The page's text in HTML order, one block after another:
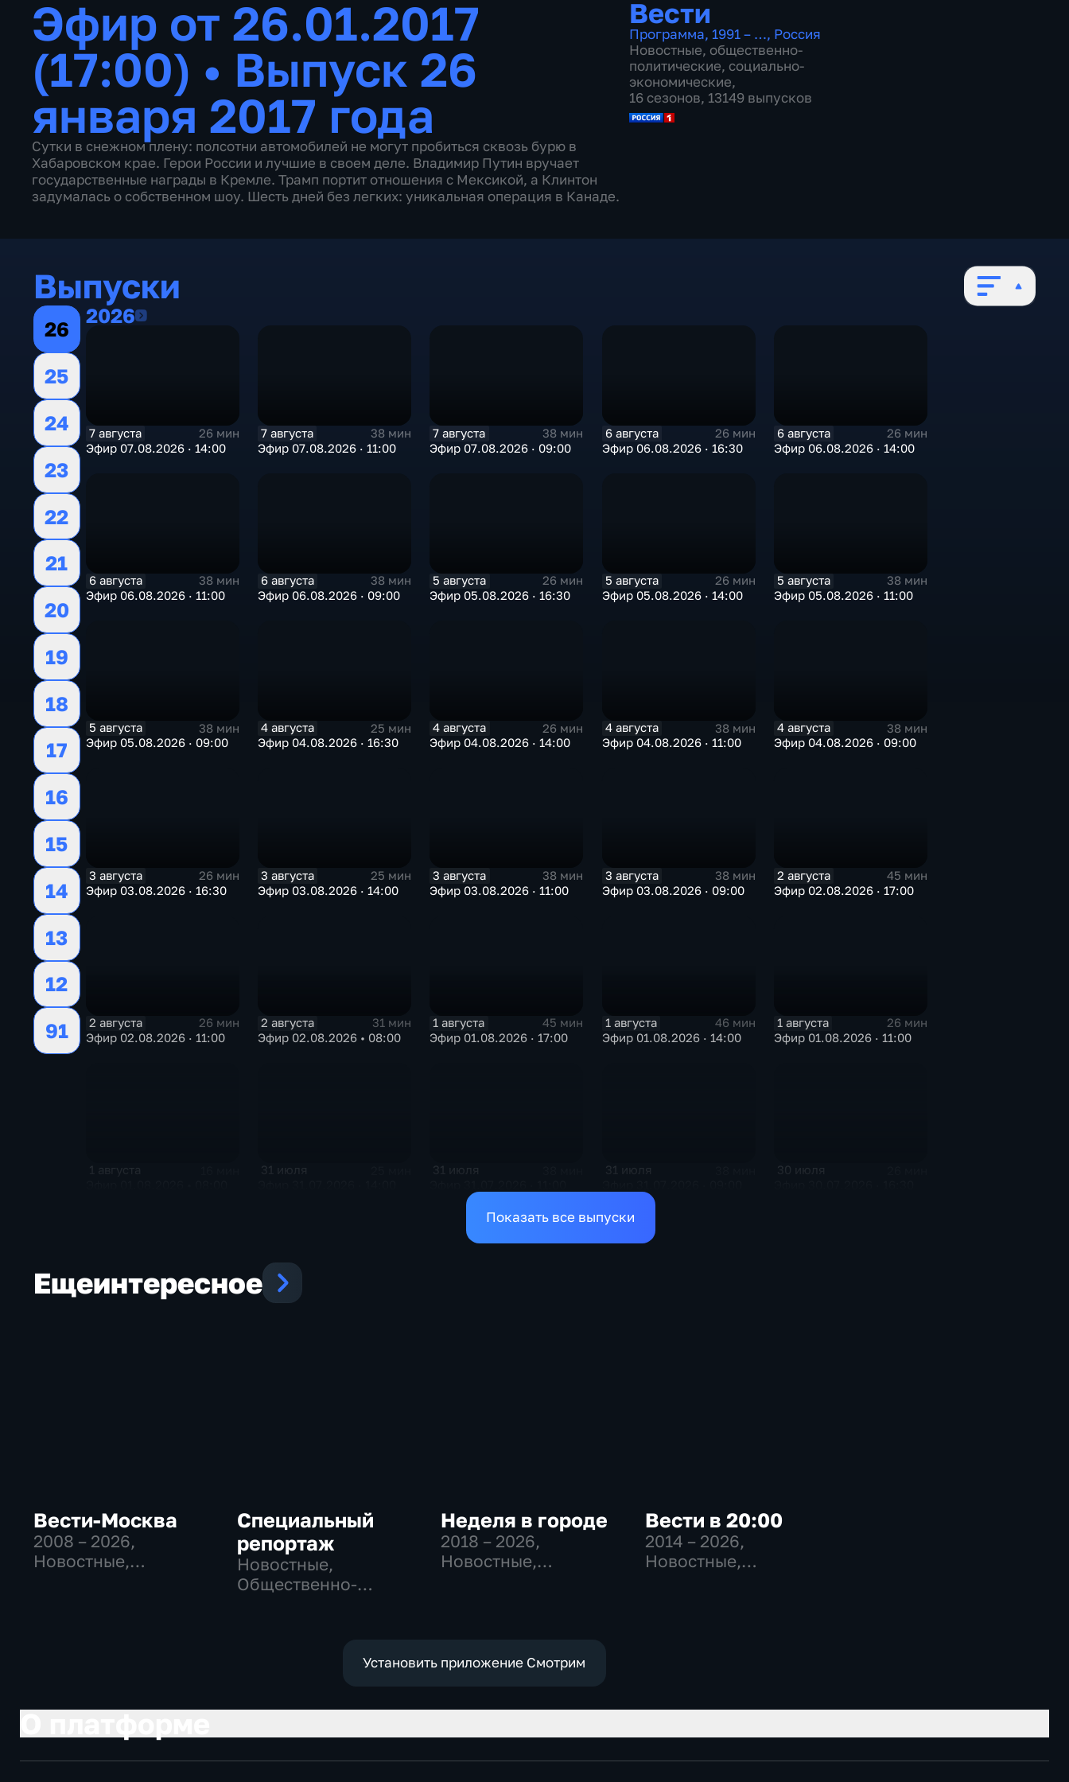
Эфир от 26.01.2017
(17:00) • Выпуск 26
января 2017 года
Сутки в снежном плену: полсотни автомобилей не могут пробиться сквозь бурю в
Хабаровском крае. Герои России и лучшие в своем деле. Владимир Путин вручает
государственные награды в Кремле. Трамп портит отношения с Мексикой, а Клинтон
задумалась о собственном шоу. Шесть дней без легких: уникальная операция в Канаде.
Вести
Программа, 1991 – …, Россия
Новостные, общественно-
политические, социально-
экономические,
16 сезонов, 13149 выпусков
Выпуски
26
25
24
23
22
21
20
19
18
17
16
15
14
13
12
91
20262026
7 августа
26 мин
Эфир 07.08.2026 · 14:00
7 августа
38 мин
Эфир 07.08.2026 · 11:00
7 августа
38 мин
Эфир 07.08.2026 · 09:00
6 августа
26 мин
Эфир 06.08.2026 · 16:30
6 августа
26 мин
Эфир 06.08.2026 · 14:00
6 августа
38 мин
Эфир 06.08.2026 · 11:00
6 августа
38 мин
Эфир 06.08.2026 · 09:00
5 августа
26 мин
Эфир 05.08.2026 · 16:30
5 августа
26 мин
Эфир 05.08.2026 · 14:00
5 августа
38 мин
Эфир 05.08.2026 · 11:00
5 августа
38 мин
Эфир 05.08.2026 · 09:00
4 августа
25 мин
Эфир 04.08.2026 · 16:30
4 августа
26 мин
Эфир 04.08.2026 · 14:00
4 августа
38 мин
Эфир 04.08.2026 · 11:00
4 августа
38 мин
Эфир 04.08.2026 · 09:00
3 августа
26 мин
Эфир 03.08.2026 · 16:30
3 августа
25 мин
Эфир 03.08.2026 · 14:00
3 августа
38 мин
Эфир 03.08.2026 · 11:00
3 августа
38 мин
Эфир 03.08.2026 · 09:00
2 августа
45 мин
Эфир 02.08.2026 · 17:00
2 августа
26 мин
Эфир 02.08.2026 · 11:00
2 августа
31 мин
Эфир 02.08.2026 • 08:00
1 августа
45 мин
Эфир 01.08.2026 · 17:00
1 августа
46 мин
Эфир 01.08.2026 · 14:00
1 августа
26 мин
Эфир 01.08.2026 · 11:00
1 августа 31 июля 31 июля 31 июля 30 июля
Показать все выпуски
Ещеинтересное
Вести-Москва
2008 – 2026,
Новостные,
Специальный
репортаж
Новостные,
Общественно-
Неделя в городе
2018 – 2026,
Новостные,
Вести в 20:00
2014 – 2026,
Новостные,
Установить приложение Смотрим